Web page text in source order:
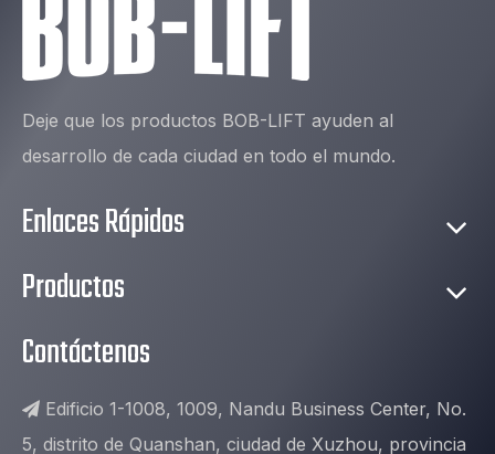
Deje que los productos BOB-LIFT ayuden al
desarrollo de cada ciudad en todo el mundo.
Enlaces Rápidos
Productos
Contáctenos
 Edificio 1-1008, 1009, Nandu Business Center, No.
5, distrito de Quanshan, ciudad de Xuzhou, provincia